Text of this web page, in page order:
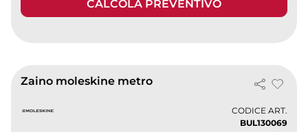
CALCOLA PREVENTIVO
Zaino moleskine metro
CODICE ART.
BUL130069